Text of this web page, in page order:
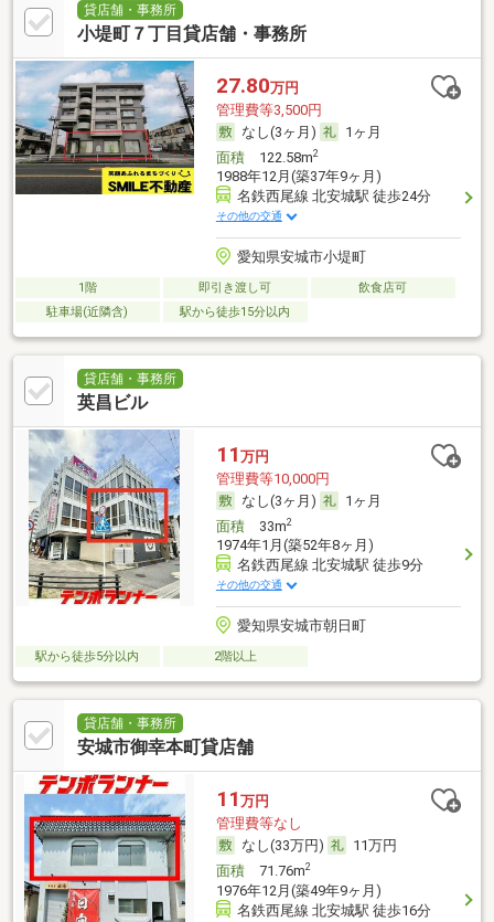
貸店舗・事務所
小堤町７丁目貸店舗・事務所
27.80万円
管理費等3,500円
なし(3ヶ月)
1ヶ月
面積122.58m2
1988年12月(築37年9ヶ月)
名鉄西尾線 北安城駅 徒歩24分
その他の交通
愛知県安城市小堤町
1階 即引き渡し可
飲食店可
駐車場(近隣含)
駅から徒歩15分以内
貸店舗・事務所
英昌ビル
11 万円
管理費等10,000円
なし(3ヶ月)
1ヶ月
面積33m2
1974年1月(築52年8ヶ月)
名鉄西尾線 北安城駅 徒歩9分
その他の交通
愛知県安城市朝日町
駅から徒歩5分以内 2階以上
貸店舗・事務所
安城市御幸本町貸店舗
11 万円
管理費等なし
なし(33万円)
11万円
面積71.76m2
1976年12月(築49年9ヶ月)
名鉄西尾線 北安城駅 徒歩16分